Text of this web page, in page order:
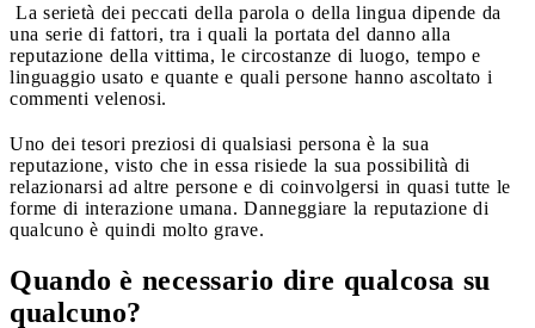
La serietà dei peccati della parola o della lingua dipende da
una serie di fattori, tra i quali la portata del danno alla
reputazione della vittima, le circostanze di luogo, tempo e
linguaggio usato e quante e quali persone hanno ascoltato i
commenti velenosi.
Uno dei tesori preziosi di qualsiasi persona è la sua
reputazione, visto che in essa risiede la sua possibilità di
relazionarsi ad altre persone e di coinvolgersi in quasi tutte le
forme di interazione umana. Danneggiare la reputazione di
qualcuno è quindi molto grave.
Quando è necessario dire qualcosa su
qualcuno?